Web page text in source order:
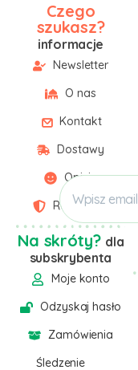
Czego
szukasz?
informacje
Newsletter
O nas
Kontakt
Dostawy
Opinie
Regulamin
Na skróty? dla
subskrybenta
Moje konto
Odzyskaj hasło
Zamówienia
Śledzenie
Wpisz email